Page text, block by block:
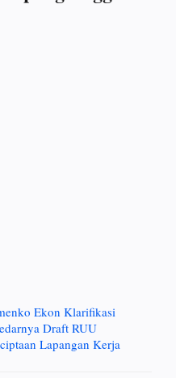
Ekon Klarifikasi
Draft RUU
Lapangan Kerja